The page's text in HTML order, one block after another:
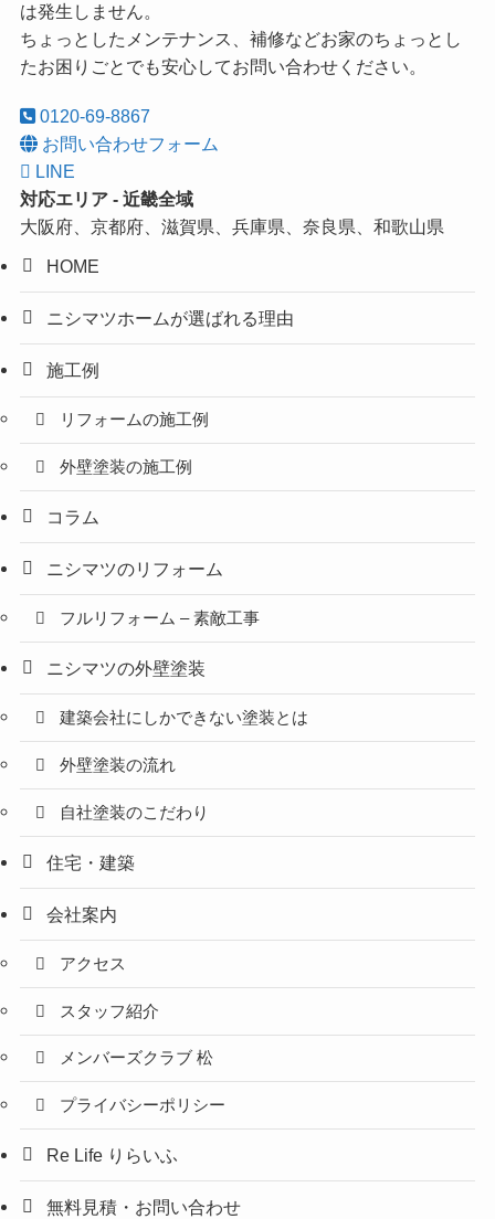
は発生しません。
ちょっとしたメンテナンス、補修などお家のちょっとし
たお困りごとでも安心してお問い合わせください。
0120-69-8867
お問い合わせフォーム
LINE
対応エリア - 近畿全域
大阪府、京都府、滋賀県、兵庫県、奈良県、和歌山県
HOME
ニシマツホームが選ばれる理由
施工例
リフォームの施工例
外壁塗装の施工例
コラム
ニシマツのリフォーム
フルリフォーム – 素敵工事
ニシマツの外壁塗装
建築会社にしかできない塗装とは
外壁塗装の流れ
自社塗装のこだわり
住宅・建築
会社案内
アクセス
スタッフ紹介
メンバーズクラブ 松
プライバシーポリシー
Re Life りらいふ
無料見積・お問い合わせ